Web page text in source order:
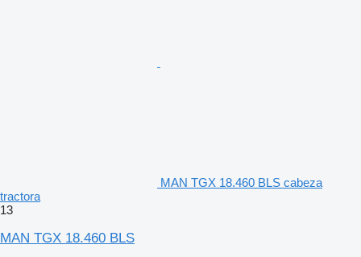
MAN TGX 18.460 BLS cabeza
tractora
13
MAN TGX 18.460 BLS